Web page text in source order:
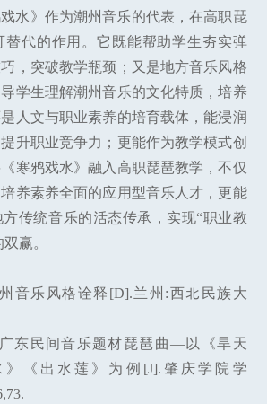
水》作为潮州音乐的代表，在高职琵
替代的作用。它既能帮助学生夯实弹
，突破教学瓶颈；又是地方音乐风格
学生理解潮州音乐的文化特质，培养
人文与职业素养的培育载体，能浸润
升职业竞争力；更能作为教学模式创
寒鸦戏水》融入高职琵琶教学，不仅
养素养全面的应用型音乐人才，更能
传统音乐的活态传承，实现“职业教
赢。
音乐风格诠释[D].兰州:西北民族大
东民间音乐题材琵琶曲—以《旱天
《出水莲》为例[J].肇庆学院学